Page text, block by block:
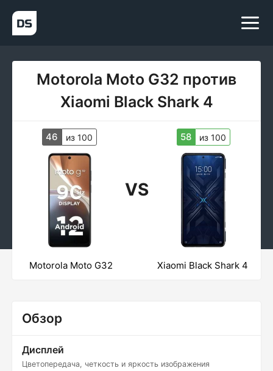
Motorola Moto G32 против
Xiaomi Black Shark 4
46 из 100
VS
58 из 100
Motorola Moto G32 Xiaomi Black Shark 4
Обзор
Дисплей
Цветопередача, четкость и яркость изображения